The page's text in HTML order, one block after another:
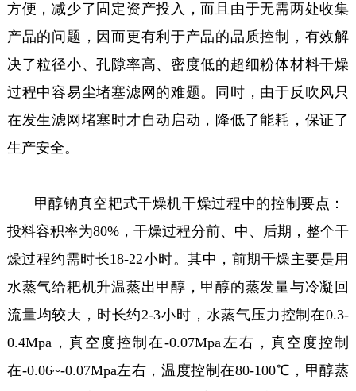
方便，减少了固定资产投入，而且由于无需两处收集
产品的问题，因而更有利于产品的品质控制，有效解
决了粒径小、孔隙率高、密度低的超细粉体材料干燥
过程中容易尘堵塞滤网的难题。同时，由于反吹风只
在发生滤网堵塞时才自动启动，降低了能耗，保证了
生产安全。
甲醇钠真空耙式干燥机干燥过程中的控制要点：
投料容积率为80%，干燥过程分前、中、后期，整个干
燥过程约需时长18-22小时。其中，前期干燥主要是用
水蒸气给耙机升温蒸出甲醇，甲醇的蒸发量与冷凝回
流量均较大，时长约2-3小时，水蒸气压力控制在0.3-
0.4Mpa，真空度控制在-0.07Mpa左右，真空度控制
在-0.06~-0.07Mpa左右，温度控制在80-100℃，甲醇蒸